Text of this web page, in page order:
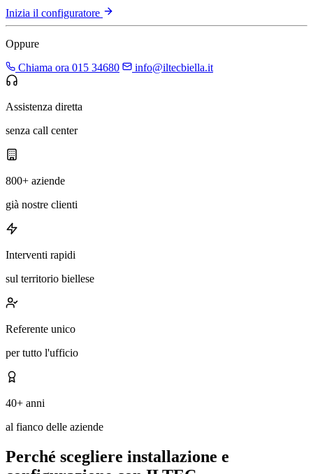
Inizia il configuratore
Oppure
Chiama ora 015 34680
info@iltecbiella.it
Assistenza diretta
senza call center
800+ aziende
già nostre clienti
Interventi rapidi
sul territorio biellese
Referente unico
per tutto l'ufficio
40+ anni
al fianco delle aziende
Perché scegliere installazione e